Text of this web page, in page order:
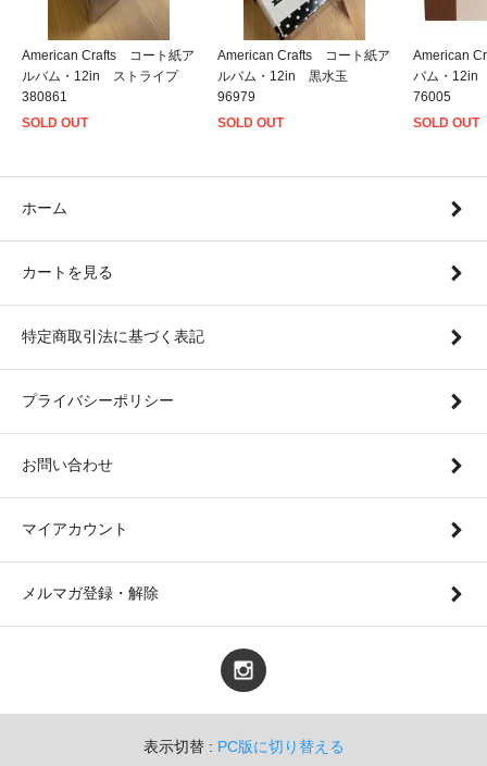
American Crafts コート紙ア
ルバム・12in ストライプ
380861
SOLD OUT
American Crafts コート紙ア
ルバム・12in 黒水玉
96979
SOLD OUT
American
バム・
76005
SOLD OUT
ホーム
カートを見る
特定商取引法に基づく表記
プライバシーポリシー
お問い合わせ
マイアカウント
メルマガ登録・解除
表示切替 : PC版に切り替える